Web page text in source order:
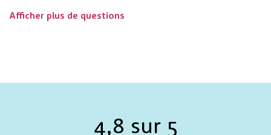
Afficher plus de questions
4,8 sur 5